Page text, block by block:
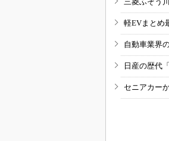
軽EVまとめ
自動車業界
日産の歴代
セニアカー